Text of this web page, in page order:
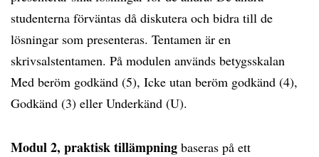
studenterna förväntas då diskutera och bidra till de
lösningar som presenteras. Tentamen är en
skrivsalstentamen. På modulen används betygsskalan
Med beröm godkänd (5), Icke utan beröm godkänd (4),
Godkänd (3) eller Underkänd (U).
Modul 2, praktisk tillämpning baseras på ett